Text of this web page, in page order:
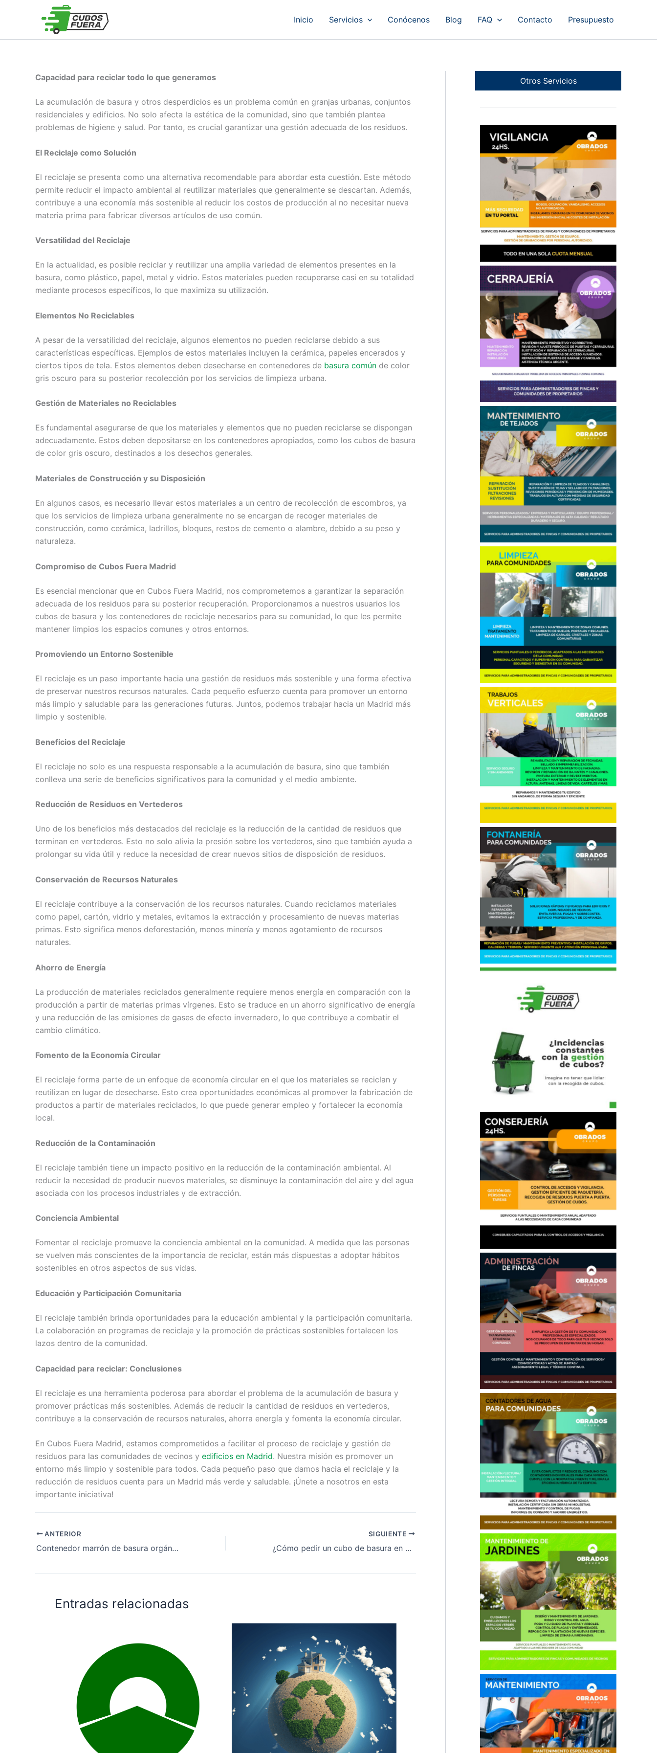
Inicio Servicios Conócenos Blog FAQ Contacto Presupuesto
Capacidad para reciclar todo lo que generamos
La acumulación de basura y otros desperdicios es un problema común en granjas urbanas, conjuntos
residenciales y edificios. No solo afecta la estética de la comunidad, sino que también plantea
problemas de higiene y salud. Por tanto, es crucial garantizar una gestión adecuada de los residuos.
El Reciclaje como Solución
El reciclaje se presenta como una alternativa recomendable para abordar esta cuestión. Este método
permite reducir el impacto ambiental al reutilizar materiales que generalmente se descartan. Además,
contribuye a una economía más sostenible al reducir los costos de producción al no necesitar nueva
materia prima para fabricar diversos artículos de uso común.
Versatilidad del Reciclaje
En la actualidad, es posible reciclar y reutilizar una amplia variedad de elementos presentes en la
basura, como plástico, papel, metal y vidrio. Estos materiales pueden recuperarse casi en su totalidad
mediante procesos específicos, lo que maximiza su utilización.
Elementos No Reciclables
A pesar de la versatilidad del reciclaje, algunos elementos no pueden reciclarse debido a sus
características específicas. Ejemplos de estos materiales incluyen la cerámica, papeles encerados y
ciertos tipos de tela. Estos elementos deben desecharse en contenedores de basura común de color
gris oscuro para su posterior recolección por los servicios de limpieza urbana.
Gestión de Materiales no Reciclables
Es fundamental asegurarse de que los materiales y elementos que no pueden reciclarse se dispongan
adecuadamente. Estos deben depositarse en los contenedores apropiados, como los cubos de basura
de color gris oscuro, destinados a los desechos generales.
Materiales de Construcción y su Disposición
En algunos casos, es necesario llevar estos materiales a un centro de recolección de escombros, ya
que los servicios de limpieza urbana generalmente no se encargan de recoger materiales de
construcción, como cerámica, ladrillos, bloques, restos de cemento o alambre, debido a su peso y
naturaleza.
Compromiso de Cubos Fuera Madrid
Es esencial mencionar que en Cubos Fuera Madrid, nos comprometemos a garantizar la separación
adecuada de los residuos para su posterior recuperación. Proporcionamos a nuestros usuarios los
cubos de basura y los contenedores de reciclaje necesarios para su comunidad, lo que les permite
mantener limpios los espacios comunes y otros entornos.
Promoviendo un Entorno Sostenible
El reciclaje es un paso importante hacia una gestión de residuos más sostenible y una forma efectiva
de preservar nuestros recursos naturales. Cada pequeño esfuerzo cuenta para promover un entorno
más limpio y saludable para las generaciones futuras. Juntos, podemos trabajar hacia un Madrid más
limpio y sostenible.
Beneficios del Reciclaje
El reciclaje no solo es una respuesta responsable a la acumulación de basura, sino que también
conlleva una serie de beneficios significativos para la comunidad y el medio ambiente.
Reducción de Residuos en Vertederos
Uno de los beneficios más destacados del reciclaje es la reducción de la cantidad de residuos que
terminan en vertederos. Esto no solo alivia la presión sobre los vertederos, sino que también ayuda a
prolongar su vida útil y reduce la necesidad de crear nuevos sitios de disposición de residuos.
Conservación de Recursos Naturales
El reciclaje contribuye a la conservación de los recursos naturales. Cuando reciclamos materiales
como papel, cartón, vidrio y metales, evitamos la extracción y procesamiento de nuevas materias
primas. Esto significa menos deforestación, menos minería y menos agotamiento de recursos
naturales.
Ahorro de Energía
La producción de materiales reciclados generalmente requiere menos energía en comparación con la
producción a partir de materias primas vírgenes. Esto se traduce en un ahorro significativo de energía
y una reducción de las emisiones de gases de efecto invernadero, lo que contribuye a combatir el
cambio climático.
Fomento de la Economía Circular
El reciclaje forma parte de un enfoque de economía circular en el que los materiales se reciclan y
reutilizan en lugar de desecharse. Esto crea oportunidades económicas al promover la fabricación de
productos a partir de materiales reciclados, lo que puede generar empleo y fortalecer la economía
local.
Reducción de la Contaminación
El reciclaje también tiene un impacto positivo en la reducción de la contaminación ambiental. Al
reducir la necesidad de producir nuevos materiales, se disminuye la contaminación del aire y del agua
asociada con los procesos industriales y de extracción.
Conciencia Ambiental
Fomentar el reciclaje promueve la conciencia ambiental en la comunidad. A medida que las personas
se vuelven más conscientes de la importancia de reciclar, están más dispuestas a adoptar hábitos
sostenibles en otros aspectos de sus vidas.
Educación y Participación Comunitaria
El reciclaje también brinda oportunidades para la educación ambiental y la participación comunitaria.
La colaboración en programas de reciclaje y la promoción de prácticas sostenibles fortalecen los
lazos dentro de la comunidad.
Capacidad para reciclar: Conclusiones
El reciclaje es una herramienta poderosa para abordar el problema de la acumulación de basura y
promover prácticas más sostenibles. Además de reducir la cantidad de residuos en vertederos,
contribuye a la conservación de recursos naturales, ahorra energía y fomenta la economía circular.
En Cubos Fuera Madrid, estamos comprometidos a facilitar el proceso de reciclaje y gestión de
residuos para las comunidades de vecinos y edificios en Madrid. Nuestra misión es promover un
entorno más limpio y sostenible para todos. Cada pequeño paso que damos hacia el reciclaje y la
reducción de residuos cuenta para un Madrid más verde y saludable. ¡Únete a nosotros en esta
importante iniciativa!
ANTERIOR
Contenedor marrón de basura orgánica, cómo se usa 2023
SIGUIENTE
¿Cómo pedir un cubo de basura en Madrid?
Entradas relacionadas
Otros Servicios
Cámaras en Portales
Cerrajería
Reparación de Tejados en Madrid
Limpieza en Comunidades
Trabajos Verticales
Fontanero, comunidades de
vecinos
Sacar Cubos
Conserjería